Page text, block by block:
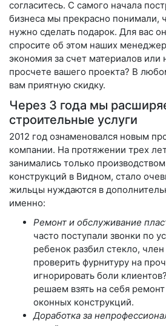
согласитесь. С самого начала
бизнеса мы прекрасно понимали,
нужно сделать подарок. Для вас
спросите об этом наших
экономия за счет материалов или
просчете вашего проекта? В
вам приятную скидку.
Через 3 года мы
строительные услуги
2012 год ознаменовался новым
компании. На протяжении трех
занимались только
конструкций в Видном, стало
жильцы нуждаются в
именно:
Ремонт и обслуживание
часто поступали звонки по
ребенок разбил стекло,
проверить фурнитуру на
игнорировать боли
решаем взять на себя
оконных конструкций.
Доработка за